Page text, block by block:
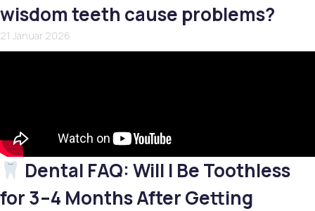
wisdom teeth cause problems?
21 Januar 2026
Dental FAQ: Will I Be Toothless
for 3–4 Months After Getting